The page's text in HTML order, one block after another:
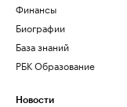
Финансы
Биографии
База знаний
РБК Образование
Новости